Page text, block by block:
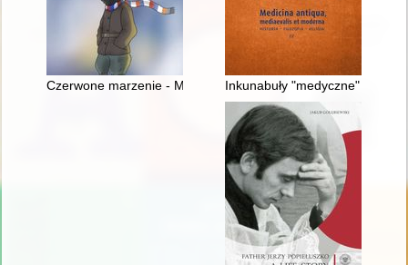
Czerwone marzenie - Manfred von Richthofen
Inkunabuły "medyczne" w